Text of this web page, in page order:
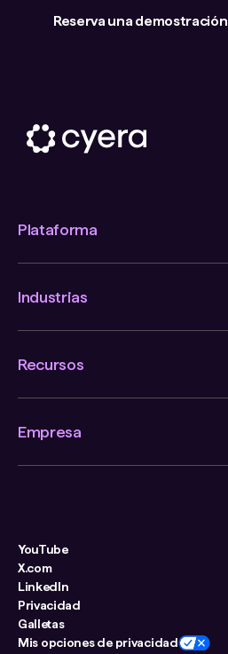
Reserva una demostración
Plataforma
Industrias
Recursos
Empresa
YouTube
X.com
LinkedIn
Privacidad
Galletas
Mis opciones de privacidad